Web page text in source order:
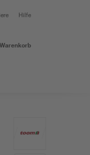
Hilfe
Warenkorb